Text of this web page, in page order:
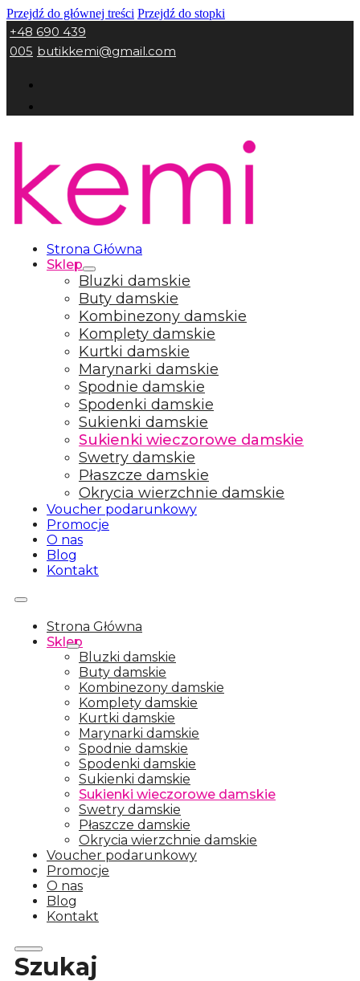
Przejdź do głównej treści Przejdź do stopki
+48 690 439
005 butikkemi@gmail.com
Strona Główna
Sklep
Bluzki damskie
Buty damskie
Kombinezony damskie
Komplety damskie
Kurtki damskie
Marynarki damskie
Spodnie damskie
Spodenki damskie
Sukienki damskie
Sukienki wieczorowe damskie
Swetry damskie
Płaszcze damskie
Okrycia wierzchnie damskie
Voucher podarunkowy
Promocje
O nas
Blog
Kontakt
Strona Główna
Sklep
Bluzki damskie
Buty damskie
Kombinezony damskie
Komplety damskie
Kurtki damskie
Marynarki damskie
Spodnie damskie
Spodenki damskie
Sukienki damskie
Sukienki wieczorowe damskie
Swetry damskie
Płaszcze damskie
Okrycia wierzchnie damskie
Voucher podarunkowy
Promocje
O nas
Blog
Kontakt
Szukaj